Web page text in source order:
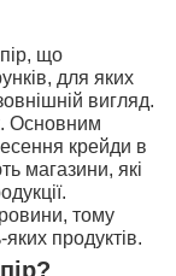
що
для яких
вигляд.
Основним
крейди в
магазини, які
тому
продуктів.